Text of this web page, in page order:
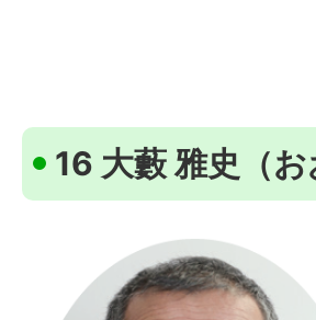
16 大藪 雅史（